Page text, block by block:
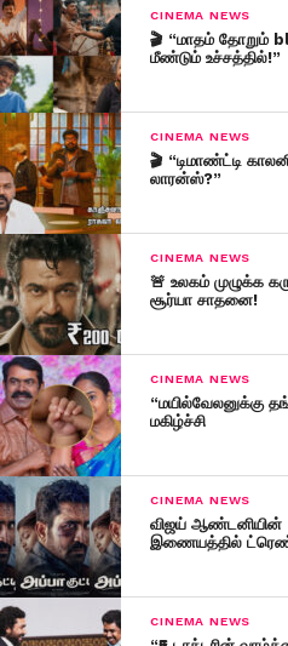
CINEMA NEWS
🎬 “மாதம் தோறும்
மீண்டும் உச்சத்தில்!”
CINEMA NEWS
🎬 “டிமாண்ட்டி
லாரன்ஸ்?”
CINEMA NEWS
🚨 உலகம் முழுக்க
சூர்யா சாதனை!
CINEMA NEWS
“மயில்வேலனுக்கு
மகிழ்ச்சி
CINEMA NEWS
விஜய் ஆண்டனியின்
இணையத்தில்
CINEMA NEWS